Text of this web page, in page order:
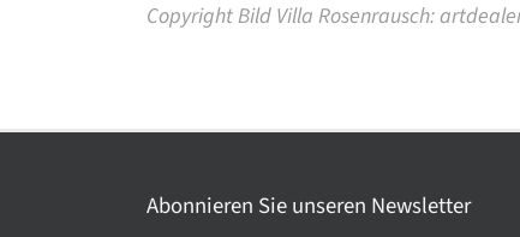
Copyright Bild Villa Rosenrausch:
Abonnieren Sie unseren Newsletter